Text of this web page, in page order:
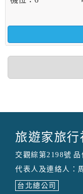
旅遊家旅行
交觀綜第2198號 品
代表人及連絡人：
台北總公司